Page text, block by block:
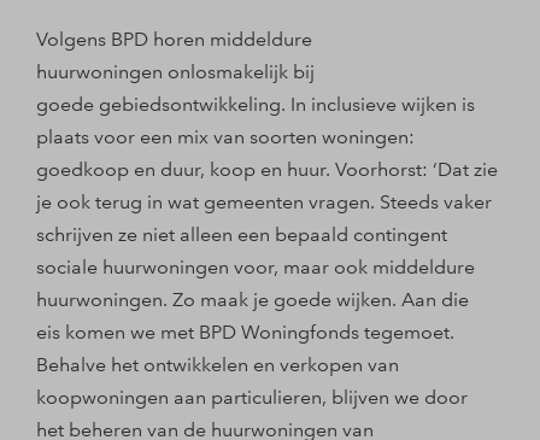
Volgens BPD horen middeldure
huurwoningen onlosmakelijk bij
goede gebiedsontwikkeling. In inclusieve wijken is
plaats voor een mix van soorten woningen:
goedkoop en duur, koop en huur. Voorhorst: ‘Dat zie
je ook terug in wat gemeenten vragen. Steeds vaker
schrijven ze niet alleen een bepaald contingent
sociale huurwoningen voor, maar ook middeldure
huurwoningen. Zo maak je goede wijken. Aan die
eis komen we met BPD Woningfonds tegemoet.
Behalve het ontwikkelen en verkopen van
koopwoningen aan particulieren, blijven we door
het beheren van de huurwoningen van